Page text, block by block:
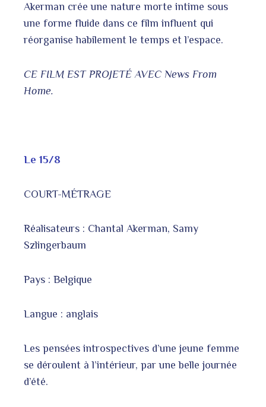
Akerman crée une nature morte intime sous
une forme fluide dans ce film influent qui
réorganise habilement le temps et l’espace.
CE FILM EST PROJETÉ AVEC News From
Home.
Le 15/8
COURT-MÉTRAGE
Réalisateurs : Chantal Akerman, Samy
Szlingerbaum
Pays : Belgique
Langue : anglais
Les pensées introspectives d’une jeune femme
se déroulent à l’intérieur, par une belle journée
d’été.